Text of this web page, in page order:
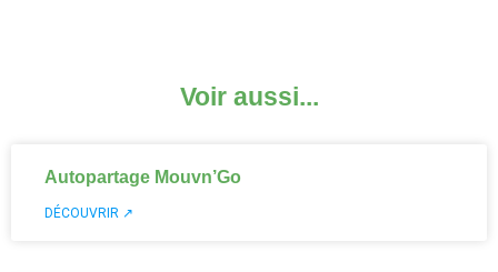
Voir aussi...
Autopartage Mouvn’Go
DÉCOUVRIR ↗